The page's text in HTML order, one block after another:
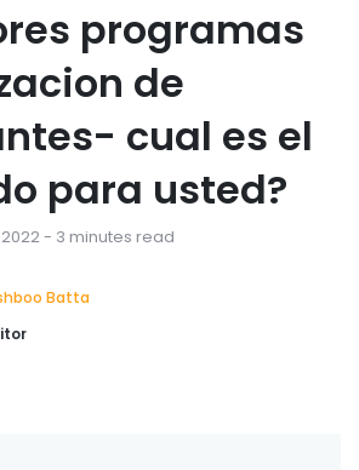
programas
de
cual es el
para usted?
- 3 minutes read
Batta